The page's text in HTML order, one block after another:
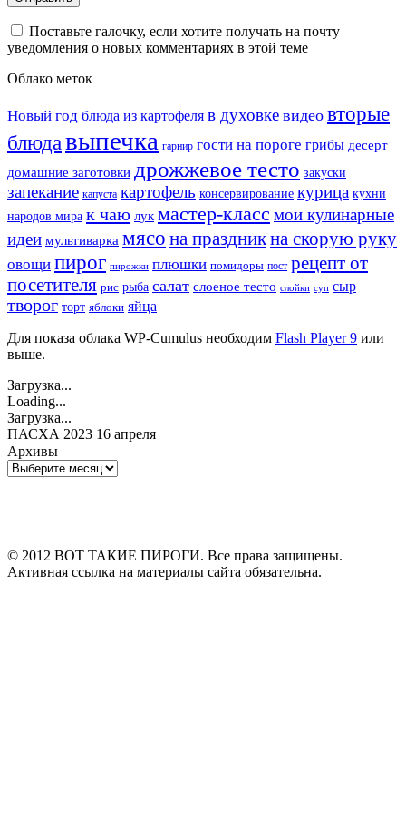
Поставьте галочку, если хотите получать на почту
уведомления о новых комментариях в этой теме
Облако меток
Новый год блюда из картофеля в духовке видео вторые
блюдавыпечка гарнир гости на пороге грибы десерт
домашние заготовки дрожжевое тесто закуски
запекание капуста картофель консервирование курица кухни
народов мира к чаю лук мастер-класс мои кулинарные
идеи мультиварка мясо на праздникна скорую руку
овощи пирог пирожки плюшки помидоры пост рецепт от
посетителя рис рыба салат слоеное тесто слойки суп сыр
творог торт яблоки яйца
Для показа облака WP-Cumulus необходим Flash Player 9 или
выше.
Загрузка...
Loading...
Загрузка...
ПАСХА 2023 16 апреля
Архивы
Архивы
© 2012 ВОТ ТАКИЕ ПИРОГИ. Все права защищены.
Активная ссылка на материалы сайта обязательна.